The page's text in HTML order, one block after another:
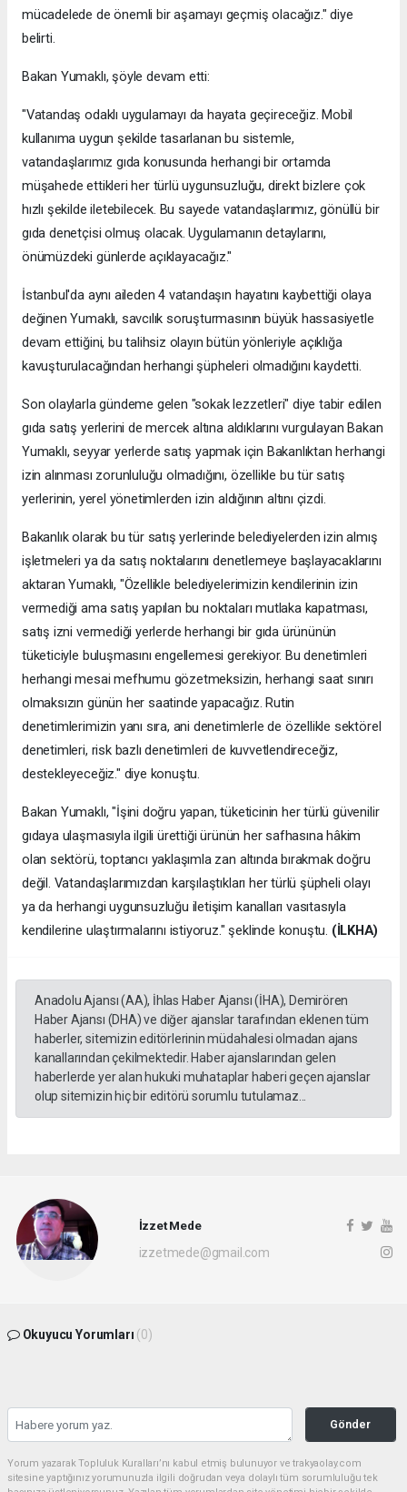
mücadelede de önemli bir aşamayı geçmiş olacağız." diye
belirti.
Bakan Yumaklı, şöyle devam etti:
"Vatandaş odaklı uygulamayı da hayata geçireceğiz. Mobil
kullanıma uygun şekilde tasarlanan bu sistemle,
vatandaşlarımız gıda konusunda herhangi bir ortamda
müşahede ettikleri her türlü uygunsuzluğu, direkt bizlere çok
hızlı şekilde iletebilecek. Bu sayede vatandaşlarımız, gönüllü bir
gıda denetçisi olmuş olacak. Uygulamanın detaylarını,
önümüzdeki günlerde açıklayacağız."
İstanbul'da aynı aileden 4 vatandaşın hayatını kaybettiği olaya
değinen Yumaklı, savcılık soruşturmasının büyük hassasiyetle
devam ettiğini, bu talihsiz olayın bütün yönleriyle açıklığa
kavuşturulacağından herhangi şüpheleri olmadığını kaydetti.
Son olaylarla gündeme gelen "sokak lezzetleri" diye tabir edilen
gıda satış yerlerini de mercek altına aldıklarını vurgulayan Bakan
Yumaklı, seyyar yerlerde satış yapmak için Bakanlıktan herhangi
izin alınması zorunluluğu olmadığını, özellikle bu tür satış
yerlerinin, yerel yönetimlerden izin aldığının altını çizdi.
Bakanlık olarak bu tür satış yerlerinde belediyelerden izin almış
işletmeleri ya da satış noktalarını denetlemeye başlayacaklarını
aktaran Yumaklı, "Özellikle belediyelerimizin kendilerinin izin
vermediği ama satış yapılan bu noktaları mutlaka kapatması,
satış izni vermediği yerlerde herhangi bir gıda ürününün
tüketiciyle buluşmasını engellemesi gerekiyor. Bu denetimleri
herhangi mesai mefhumu gözetmeksizin, herhangi saat sınırı
olmaksızın günün her saatinde yapacağız. Rutin
denetimlerimizin yanı sıra, ani denetimlerle de özellikle sektörel
denetimleri, risk bazlı denetimleri de kuvvetlendireceğiz,
destekleyeceğiz." diye konuştu.
Bakan Yumaklı, "İşini doğru yapan, tüketicinin her türlü güvenilir
gıdaya ulaşmasıyla ilgili ürettiği ürünün her safhasına hâkim
olan sektörü, toptancı yaklaşımla zan altında bırakmak doğru
değil. Vatandaşlarımızdan karşılaştıkları her türlü şüpheli olayı
ya da herhangi uygunsuzluğu iletişim kanalları vasıtasıyla
kendilerine ulaştırmalarını istiyoruz." şeklinde konuştu. (İLKHA)
Anadolu Ajansı (AA), İhlas Haber Ajansı (İHA), Demirören
Haber Ajansı (DHA) ve diğer ajanslar tarafından eklenen tüm
haberler, sitemizin editörlerinin müdahalesi olmadan ajans
kanallarından çekilmektedir. Haber ajanslarından gelen
haberlerde yer alan hukuki muhataplar haberi geçen ajanslar
olup sitemizin hiç bir editörü sorumlu tutulamaz...
İzzet Mede
izzetmede@gmail.com
Okuyucu Yorumları (0)
Gönder
Yorum yazarak Topluluk Kuralları’nı kabul etmiş bulunuyor ve trakyaolay.com
sitesine yaptığınız yorumunuzla ilgili doğrudan veya dolaylı tüm sorumluluğu tek